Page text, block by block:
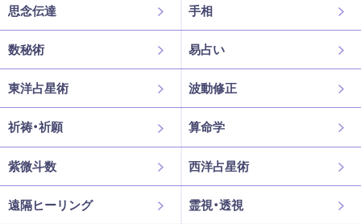
思念伝達 手相
数秘術 易占い
東洋占星術 波動修正
祈祷・祈願 算命学
紫微斗数 西洋占星術
遠隔ヒーリング 霊視・透視